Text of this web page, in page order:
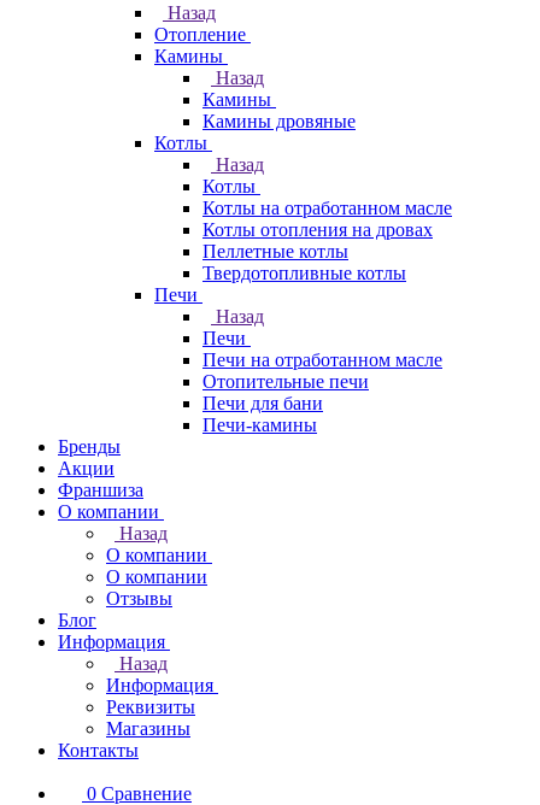
Назад
Отопление
Камины
Назад
Камины
Камины дровяные
Котлы
Назад
Котлы
Котлы на отработанном масле
Котлы отопления на дровах
Пеллетные котлы
Твердотопливные котлы
Печи
Назад
Печи
Печи на отработанном масле
Отопительные печи
Печи для бани
Печи-камины
Бренды
Акции
Франшиза
О компании
Назад
О компании
О компании
Отзывы
Блог
Информация
Назад
Информация
Реквизиты
Магазины
Контакты
0 Сравнение